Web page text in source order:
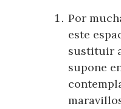
Por
este
sustituir
supone